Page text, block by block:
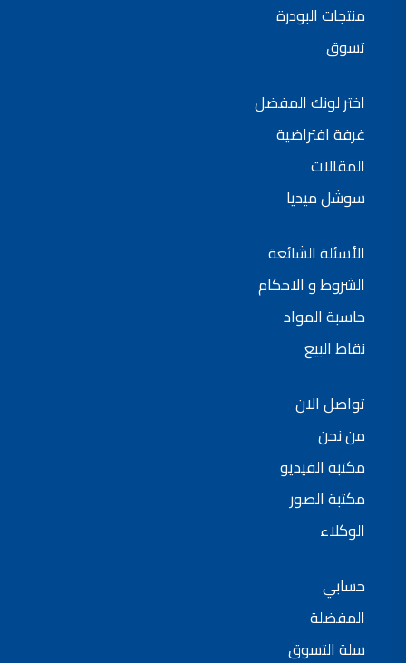
منتجات البودرة
تسوق
اختر لونك المفضل
غرفة افتراضية
المقالات
سوشل ميديا
الأسئلة الشائعة
الشروط و الاحكام
حاسبة المواد
نقاط البيع
تواصل الان
من نحن
مكتبة الفيديو
مكتبة الصور
الوكلاء
حسابي
المفضلة
سلة التسوق